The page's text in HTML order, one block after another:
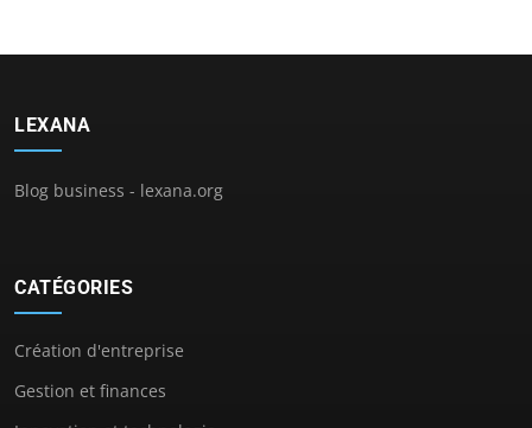
LEXANA
Blog business - lexana.org
CATÉGORIES
Création d'entreprise
Gestion et finances